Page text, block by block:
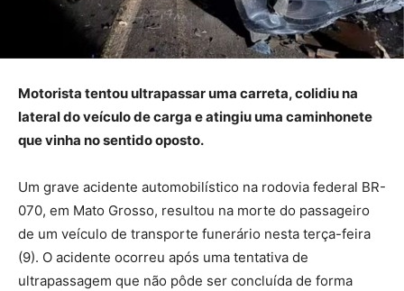
Motorista tentou ultrapassar uma carreta, colidiu na
lateral do veículo de carga e atingiu uma caminhonete
que vinha no sentido oposto.
Um grave acidente automobilístico na rodovia federal BR-
070, em Mato Grosso, resultou na morte do passageiro
de um veículo de transporte funerário nesta terça-feira
(9). O acidente ocorreu após uma tentativa de
ultrapassagem que não pôde ser concluída de forma